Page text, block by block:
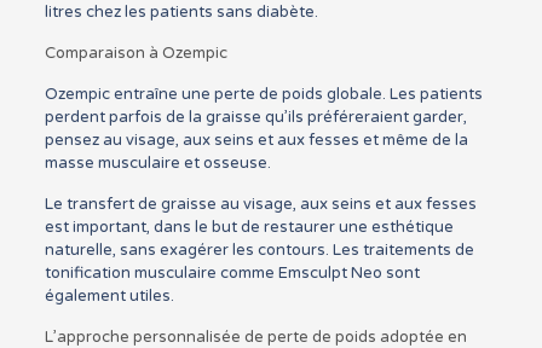
litres chez les patients sans diabète.
Comparaison à Ozempic
Ozempic entraîne une perte de poids globale. Les patients
perdent parfois de la graisse qu’ils préféreraient garder,
pensez au visage, aux seins et aux fesses et même de la
masse musculaire et osseuse.
Le transfert de graisse au visage, aux seins et aux fesses
est important, dans le but de restaurer une esthétique
naturelle, sans exagérer les contours. Les traitements de
tonification musculaire comme Emsculpt Neo sont
également utiles.
L’approche personnalisée de perte de poids adoptée en